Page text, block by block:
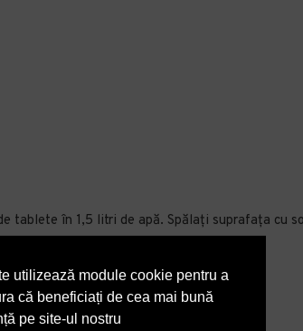
utilizează module cookie pentru a
că beneficiați de cea mai bună
pe site-ul nostru
tablete în 1,5 litri de apă. Spălați suprafața